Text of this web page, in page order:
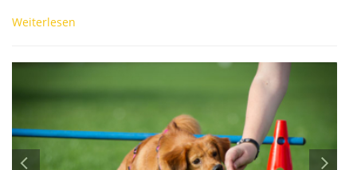
Weiterlesen